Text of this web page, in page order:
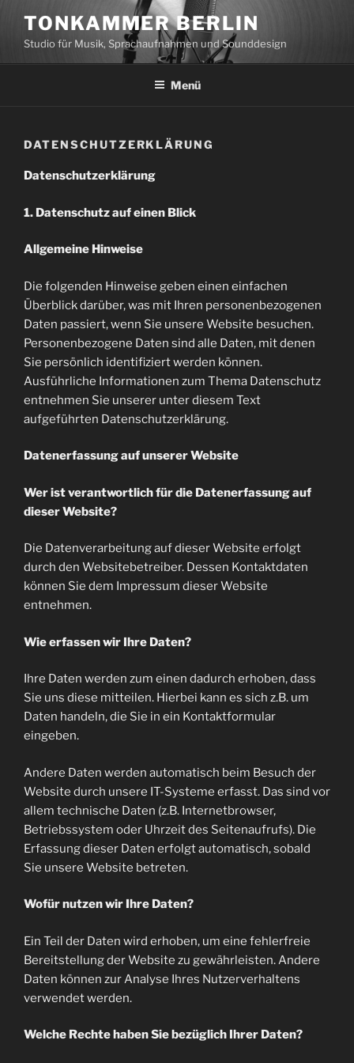
Inhalt
springen
TONKAMMER BERLIN
Studio für Musik, Sprachaufnahmen und Sounddesign
Menü
DATENSCHUTZERKLÄRUNG
Datenschutzerklärung
1. Datenschutz auf einen Blick
Allgemeine Hinweise
Die folgenden Hinweise geben einen einfachen
Überblick darüber, was mit Ihren personenbezogenen
Daten passiert, wenn Sie unsere Website besuchen.
Personenbezogene Daten sind alle Daten, mit denen
Sie persönlich identifiziert werden können.
Ausführliche Informationen zum Thema Datenschutz
entnehmen Sie unserer unter diesem Text
aufgeführten Datenschutzerklärung.
Datenerfassung auf unserer Website
Wer ist verantwortlich für die Datenerfassung auf
dieser Website?
Die Datenverarbeitung auf dieser Website erfolgt
durch den Websitebetreiber. Dessen Kontaktdaten
können Sie dem Impressum dieser Website
entnehmen.
Wie erfassen wir Ihre Daten?
Ihre Daten werden zum einen dadurch erhoben, dass
Sie uns diese mitteilen. Hierbei kann es sich z.B. um
Daten handeln, die Sie in ein Kontaktformular
eingeben.
Andere Daten werden automatisch beim Besuch der
Website durch unsere IT-Systeme erfasst. Das sind vor
allem technische Daten (z.B. Internetbrowser,
Betriebssystem oder Uhrzeit des Seitenaufrufs). Die
Erfassung dieser Daten erfolgt automatisch, sobald
Sie unsere Website betreten.
Wofür nutzen wir Ihre Daten?
Ein Teil der Daten wird erhoben, um eine fehlerfreie
Bereitstellung der Website zu gewährleisten. Andere
Daten können zur Analyse Ihres Nutzerverhaltens
verwendet werden.
Welche Rechte haben Sie bezüglich Ihrer Daten?